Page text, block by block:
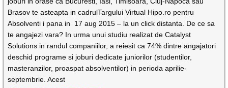
Brasov te asteapta in cadrulTargului Virtual Hipo.ro pentru
Absolventi i pana in 17 aug 2015 – la un click distanta. De ce sa
te angajezi vara? In urma unui studiu realizat de Catalyst
Solutions in randul companiilor, a reiesit ca 74% dintre angajatori
deschid programe si joburi dedicate juniorilor (studentilor,
masteranzilor, proaspat absolventilor) in perioda aprilie-
septembrie. Acest